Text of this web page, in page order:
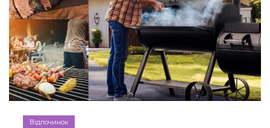
Відпочинок